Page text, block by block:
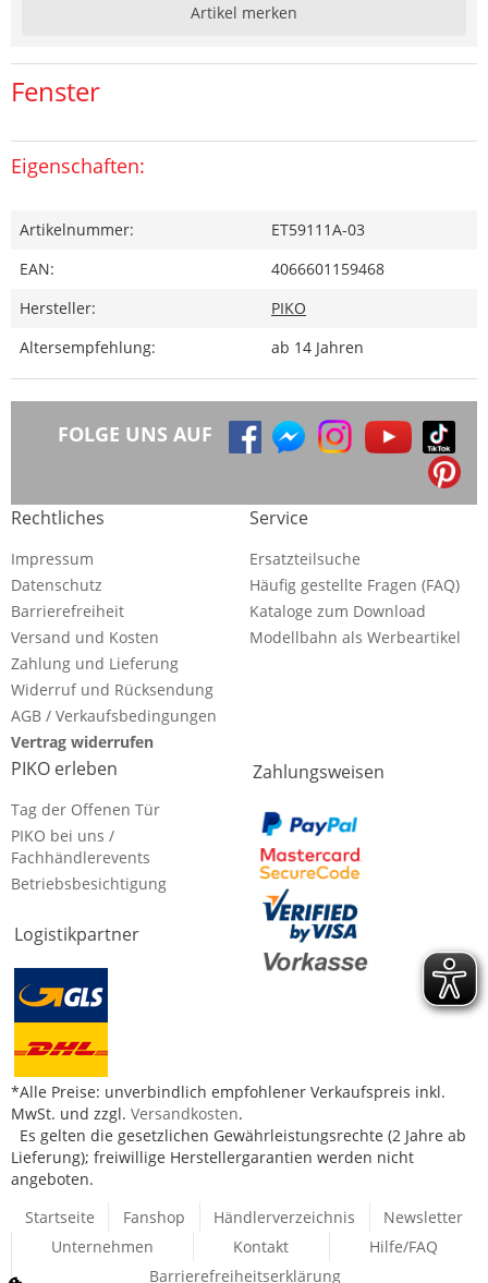
Artikel merken
Fenster
Eigenschaften:
Artikelnummer:
ET59111A-03
EAN:
4066601159468
Hersteller:
PIKO
Altersempfehlung:
ab 14 Jahren
FOLGE UNS AUF
Rechtliches
Impressum
Datenschutz
Barrierefreiheit
Versand und Kosten
Zahlung und Lieferung
Widerruf und Rücksendung
AGB / Verkaufsbedingungen
Vertrag widerrufen
Service
Ersatzteilsuche
Häufig gestellte Fragen (FAQ)
Kataloge zum Download
Modellbahn als Werbeartikel
PIKO erleben
Tag der Offenen Tür
PIKO bei uns /
Fachhändlerevents
Betriebsbesichtigung
Logistikpartner
Zahlungsweisen
*Alle Preise: unverbindlich empfohlener Verkaufspreis inkl.
MwSt. und zzgl. Versandkosten.
Es gelten die gesetzlichen Gewährleistungsrechte (2 Jahre ab
Lieferung); freiwillige Herstellergarantien werden nicht
angeboten.
Startseite
Fanshop Händlerverzeichnis
Newsletter
Unternehmen
Kontakt
Hilfe/FAQ
Barrierefreiheitserklärung